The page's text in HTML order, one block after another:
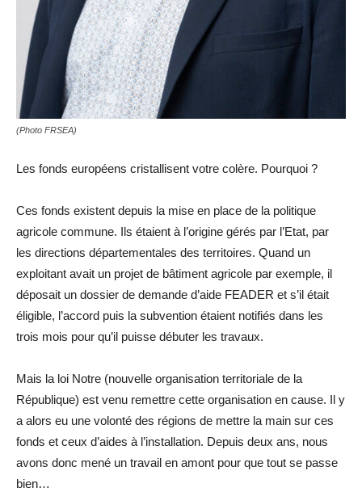
(Photo FRSEA)
Les fonds européens cristallisent votre colère. Pourquoi ?
Ces fonds existent depuis la mise en place de la politique
agricole commune. Ils étaient à l’origine gérés par l’Etat, par
les directions départementales des territoires. Quand un
exploitant avait un projet de bâtiment agricole par exemple, il
déposait un dossier de demande d’aide FEADER et s’il était
éligible, l’accord puis la subvention étaient notifiés dans les
trois mois pour qu’il puisse débuter les travaux.
Mais la loi Notre (nouvelle organisation territoriale de la
République) est venu remettre cette organisation en cause. Il y
a alors eu une volonté des régions de mettre la main sur ces
fonds et ceux d’aides à l’installation. Depuis deux ans, nous
avons donc mené un travail en amont pour que tout se passe
bien…